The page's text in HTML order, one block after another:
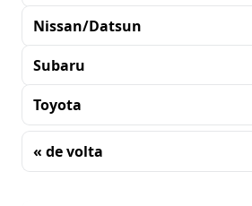
Nissan/Datsun
Subaru
Toyota
« de volta